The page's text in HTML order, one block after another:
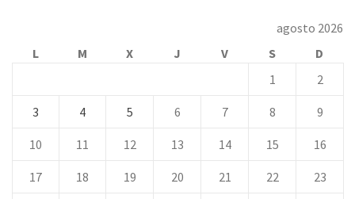
agosto 2026
L
M X J V S
D
1
2
3 4 5 6 7 8 9
10 11 12 13 14 15 16
17 18 19 20 21 22 23